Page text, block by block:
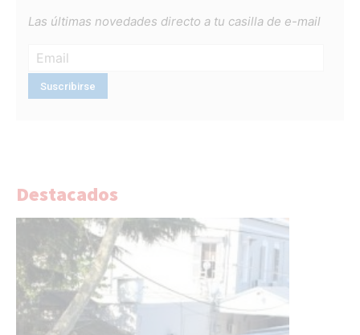
Las últimas novedades directo a tu casilla de e-mail
Destacados